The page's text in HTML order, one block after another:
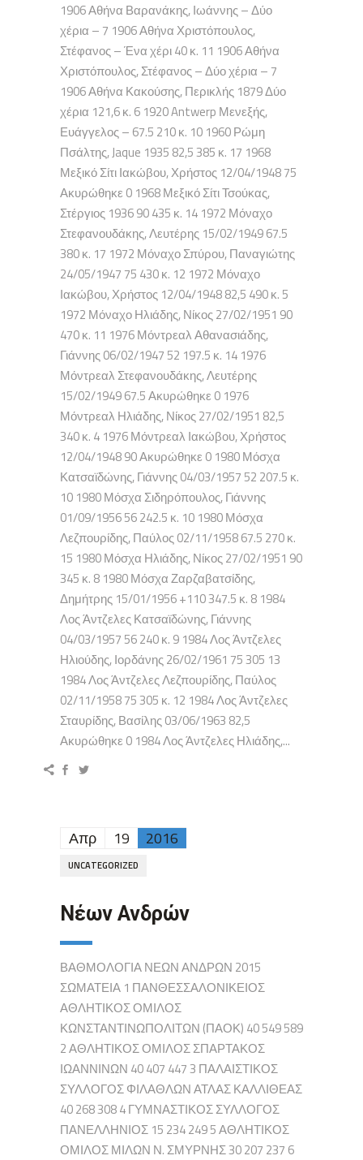
1906 Αθήνα Βαρανάκης, Ιωάννης – Δύο
χέρια – 7 1906 Αθήνα Χριστόπουλος,
Στέφανος – Ένα χέρι 40 κ. 11 1906 Αθήνα
Χριστόπουλος, Στέφανος – Δύο χέρια – 7
1906 Αθήνα Κακούσης, Περικλής 1879 Δύο
χέρια 121,6 κ. 6 1920 Antwerp Μενεξής,
Ευάγγελος – 67.5 210 κ. 10 1960 Ρώμη
Πσάλτης, Jaque 1935 82,5 385 κ. 17 1968
Μεξικό Σίτι Ιακώβου, Χρήστος 12/04/1948 75
Ακυρώθηκε 0 1968 Μεξικό Σίτι Τσούκας,
Στέργιος 1936 90 435 κ. 14 1972 Μόναχο
Στεφανουδάκης, Λευτέρης 15/02/1949 67.5
380 κ. 17 1972 Μόναχο Σπύρου, Παναγιώτης
24/05/1947 75 430 κ. 12 1972 Μόναχο
Ιακώβου, Χρήστος 12/04/1948 82,5 490 κ. 5
1972 Μόναχο Ηλιάδης, Νίκος 27/02/1951 90
470 κ. 11 1976 Μόντρεαλ Αθανασιάδης,
Γιάννης 06/02/1947 52 197.5 κ. 14 1976
Μόντρεαλ Στεφανουδάκης, Λευτέρης
15/02/1949 67.5 Ακυρώθηκε 0 1976
Μόντρεαλ Ηλιάδης, Νίκος 27/02/1951 82,5
340 κ. 4 1976 Μόντρεαλ Ιακώβου, Χρήστος
12/04/1948 90 Ακυρώθηκε 0 1980 Μόσχα
Κατσαϊδώνης, Γιάννης 04/03/1957 52 207.5 κ.
10 1980 Μόσχα Σιδηρόπουλος, Γιάννης
01/09/1956 56 242.5 κ. 10 1980 Μόσχα
Λεζπουρίδης, Παύλος 02/11/1958 67.5 270 κ.
15 1980 Μόσχα Ηλιάδης, Νίκος 27/02/1951 90
345 κ. 8 1980 Μόσχα Ζαρζαβατσίδης,
Δημήτρης 15/01/1956 +110 347.5 κ. 8 1984
Λος Άντζελες Κατσαϊδώνης, Γιάννης
04/03/1957 56 240 κ. 9 1984 Λος Άντζελες
Ηλιούδης, Ιορδάνης 26/02/1961 75 305 13
1984 Λος Άντζελες Λεζπουρίδης, Παύλος
02/11/1958 75 305 κ. 12 1984 Λος Άντζελες
Σταυρίδης, Βασίλης 03/06/1963 82,5
Ακυρώθηκε 0 1984 Λος Άντζελες Ηλιάδης,...
Απρ 19 2016
UNCATEGORIZED
Νέων Ανδρών
ΒΑΘΜΟΛΟΓΙΑ ΝΕΩΝ ΑΝΔΡΩΝ 2015
ΣΩΜΑΤΕΙΑ 1 ΠΑΝΘΕΣΣΑΛΟΝΙΚΕΙΟΣ
ΑΘΛΗΤΙΚΟΣ ΟΜΙΛΟΣ
ΚΩΝΣΤΑΝΤΙΝΩΠΟΛΙΤΩΝ (ΠΑΟΚ) 40 549 589
2 ΑΘΛΗΤΙΚΟΣ ΟΜΙΛΟΣ ΣΠΑΡΤΑΚΟΣ
ΙΩΑΝΝΙΝΩΝ 40 407 447 3 ΠΑΛΑΙΣΤΙΚΟΣ
ΣΥΛΛΟΓΟΣ ΦΙΛΑΘΛΩΝ ΑΤΛΑΣ ΚΑΛΛΙΘΕΑΣ
40 268 308 4 ΓΥΜΝΑΣΤΙΚΟΣ ΣΥΛΛΟΓΟΣ
ΠΑΝΕΛΛΗΝΙΟΣ 15 234 249 5 ΑΘΛΗΤΙΚΟΣ
ΟΜΙΛΟΣ ΜΙΛΩΝ Ν. ΣΜΥΡΝΗΣ 30 207 237 6